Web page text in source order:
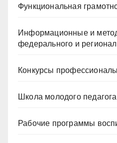
Функциональная
Информационные и
федерального и
Конкурсы
Школа молодого
Рабочие программы